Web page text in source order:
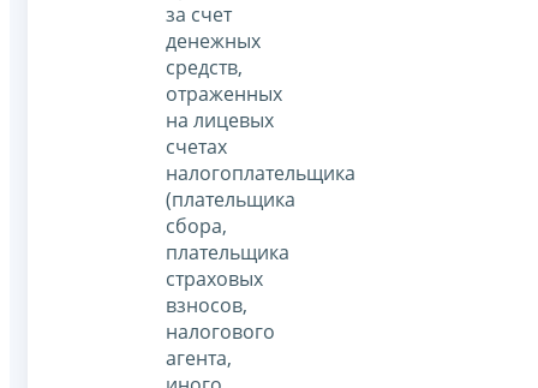
за счет
денежных
средств,
отраженных
на лицевых
счетах
налогоплательщика
(плательщика
сбора,
плательщика
страховых
взносов,
налогового
агента,